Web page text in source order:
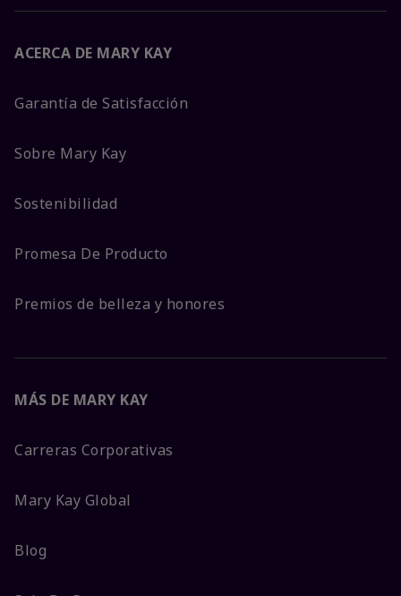
ACERCA DE MARY KAY
Garantía de Satisfacción
Sobre Mary Kay
Sostenibilidad
Promesa De Producto
Premios de belleza y honores
MÁS DE MARY KAY
Carreras Corporativas
Mary Kay Global
Blog